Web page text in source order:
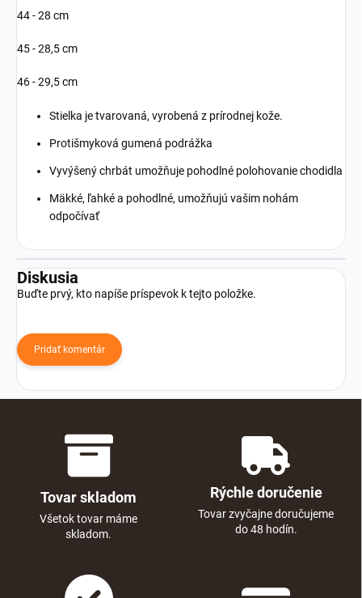
44 - 28 cm
45 - 28,5 cm
46 - 29,5 cm
Stielka je tvarovaná, vyrobená z prírodnej kože.
Protišmyková gumená podrážka
Vyvýšený chrbát umožňuje pohodlné polohovanie chodidla
Mäkké, ľahké a pohodlné, umožňujú vašim nohám
odpočívať
Diskusia
Buďte prvý, kto napíše príspevok k tejto položke.
Pridať komentár
Tovar skladom
Všetok tovar máme
skladom.
Rýchle doručenie
Tovar zvyčajne doručujeme
do 48 hodín.